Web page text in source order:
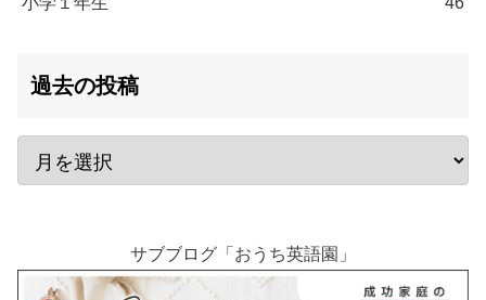
過去の投稿
サブブログ「おうち英語園」